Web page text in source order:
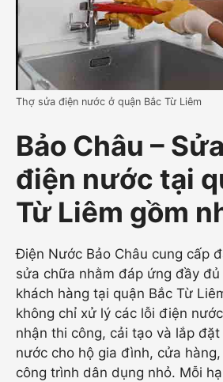
Thợ sửa điện nước ở quận Bắc Từ Liêm
Bảo Châu –
điện nước tại
Từ Liêm gồm
Điện Nước Bảo Châu cung cấp
sửa chữa nhằm đáp ứng đầy đủ
khách hàng tại quận Bắc Từ
không chỉ xử lý các lỗi điện
nhận thi công, cải tạo và lắp
nước cho hộ gia đình, cửa
công trình dân dụng nhỏ. Mỗi